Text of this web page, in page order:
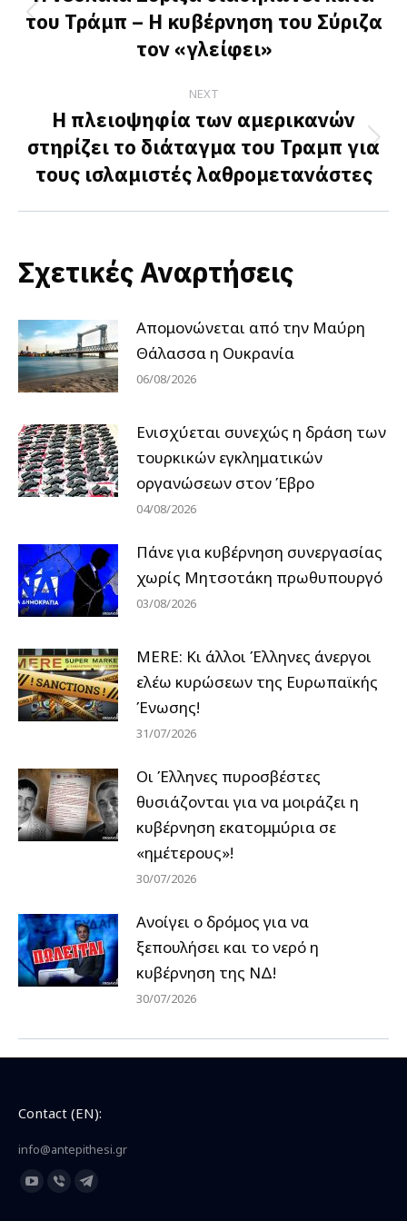
Previous
post:
του Τράμπ – Η κυβέρνηση του Σύριζα
τον «γλείφει»
NEXT
Next
post:
Η πλειοψηφία των αμερικανών
στηρίζει το διάταγμα του Τραμπ για
τους ισλαμιστές λαθρομετανάστες
Σχετικές Αναρτήσεις
Απομονώνεται από την Μαύρη
Θάλασσα η Ουκρανία
06/08/2026
Ενισχύεται συνεχώς η δράση των
τουρκικών εγκληματικών
οργανώσεων στον Έβρο
04/08/2026
Πάνε για κυβέρνηση συνεργασίας
χωρίς Μητσοτάκη πρωθυπουργό
03/08/2026
MERE: Κι άλλοι Έλληνες άνεργοι
ελέω κυρώσεων της Ευρωπαϊκής
Ένωσης!
31/07/2026
Οι Έλληνες πυροσβέστες
θυσιάζονται για να μοιράζει η
κυβέρνηση εκατομμύρια σε
«ημέτερους»!
30/07/2026
Ανοίγει ο δρόμος για να
ξεπουλήσει και το νερό η
κυβέρνηση της ΝΔ!
30/07/2026
Contact (EN):
info@antepithesi.gr
Find us on:
YouTubeViberTelegram